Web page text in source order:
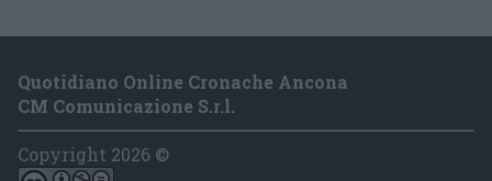
Quotidiano Online Cronache Ancona
CM Comunicazione S.r.l.
Copyright 2026 ©